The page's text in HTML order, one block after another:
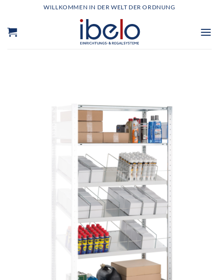
springen
WILLKOMMEN IN DER WELT DER ORDNUNG